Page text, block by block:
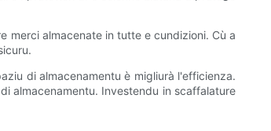
merci almacenate in tutte e cundizioni. Cù a
di almacenamentu è migliurà l'efficienza.
almacenamentu. Investendu in scaffalature